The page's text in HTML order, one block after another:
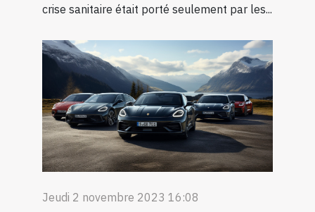
crise sanitaire était porté seulement par les...
Jeudi 2 novembre 2023 16:08